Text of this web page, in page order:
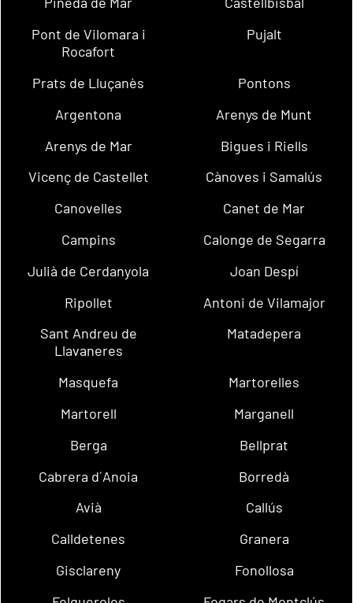
Pont de Vilomara i
Rocafort
Pujalt
Prats de Lluçanès
Pontons
Argentona
Arenys de Munt
Arenys de Mar
Bigues i Riells
Vicenç de Castellet
Cànoves i Samalús
Canovelles
Canet de Mar
Campins
Calonge de Segarra
Julià de Cerdanyola
Joan Despí
Ripollet
Antoni de Vilamajor
Sant Andreu de
Llavaneres
Matadepera
Masquefa
Martorelles
Martorell
Marganell
Berga
Bellprat
Cabrera d´Anoia
Borredà
Avià
Callús
Calldetenes
Granera
Gisclareny
Fonollosa